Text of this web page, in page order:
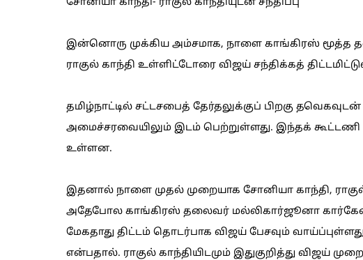
இன்னொரு முக்கிய அம்சமாக, நாளை காங்கிரஸ்
ராகுல் காந்தி உள்ளிட்டோரை விஜய் சந்திக்கத்
தமிழ்நாட்டில் சட்டசபைத் தேர்தலுக்குப் பிறகு
அமைச்சரவையிலும் இடம் பெற்றுள்ளது. இந்தக் கூட்டணி
உள்ளன.
இதனால் நாளை முதல் முறையாக சோனியா காந்தி,
அதேபோல காங்கிரஸ் தலைவர் மல்லிகார்ஜூனா
மேகதாது திட்டம் தொடர்பாக விஜய் பேசவும்
என்பதால். ராகுல் காந்தியிடமும் இதுகுறித்து விஜய்